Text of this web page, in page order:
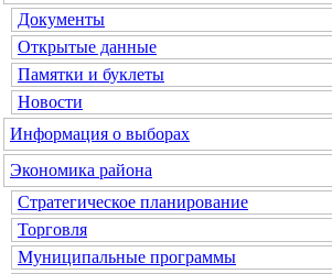
Документы
Открытые данные
Памятки и буклеты
Новости
Информация о выборах
Экономика района
Стратегическое планирование
Торговля
Муниципальные программы